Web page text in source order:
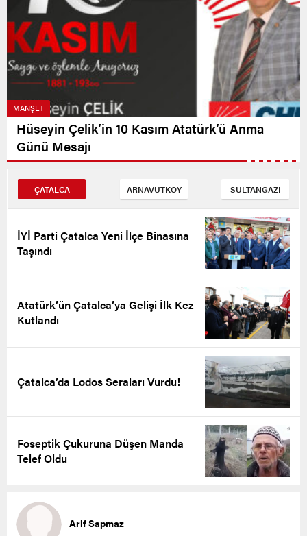
MANŞET
Hüseyin Çelik’in 10 Kasım Atatürk’ü Anma
Günü Mesajı
ÇATALCA ARNAVUTKÖY SULTANGAZİ
İYİ Parti Çatalca Yeni İlçe Binasına
Taşındı
Atatürk’ün Çatalca’ya Gelişi İlk Kez
Kutlandı
Çatalca’da Lodos Seraları Vurdu!
Foseptik Çukuruna Düşen Manda
Telef Oldu
Arif Sapmaz